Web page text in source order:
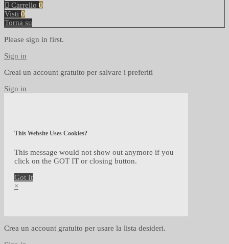
Carrello 0
Visti 0
Torna su
Please sign in first.
Sign in
Creai un account gratuito per salvare i preferiti
Sign in
This Website Uses Cookies?
This message would not show out anymore if you
click on the GOT IT or closing button.
Got It
×
Crea un account gratuito per usare la lista desideri.